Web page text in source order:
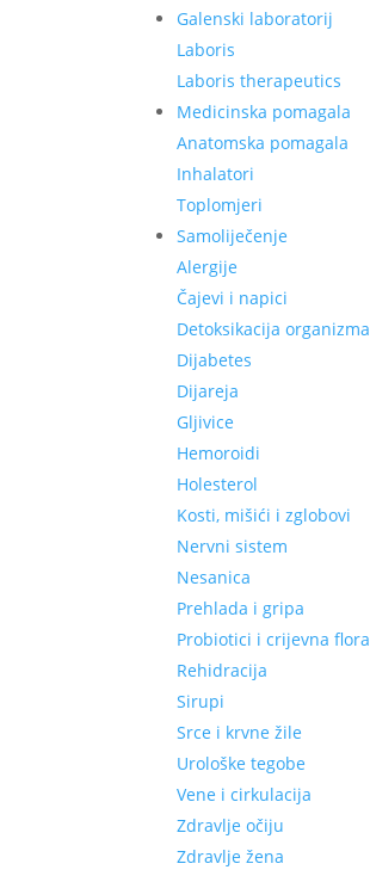
Galenski laboratorij
Laboris
Laboris therapeutics
Medicinska pomagala
Anatomska pomagala
Inhalatori
Toplomjeri
Samoliječenje
Alergije
Čajevi i napici
Detoksikacija organizma
Dijabetes
Dijareja
Gljivice
Hemoroidi
Holesterol
Kosti, mišići i zglobovi
Nervni sistem
Nesanica
Prehlada i gripa
Probiotici i crijevna flora
Rehidracija
Sirupi
Srce i krvne žile
Urološke tegobe
Vene i cirkulacija
Zdravlje očiju
Zdravlje žena